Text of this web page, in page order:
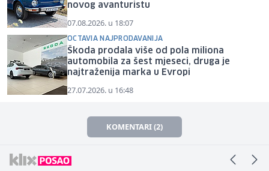
novog avanturistu
07.08.2026. u 18:07
OCTAVIA NAJPRODAVANIJA
Škoda prodala više od pola miliona
automobila za šest mjeseci, druga je
najtraženija marka u Evropi
27.07.2026. u 16:48
KOMENTARI (2)